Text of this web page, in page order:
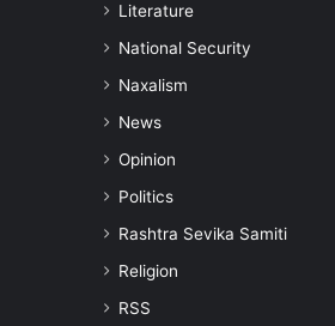
Literature
National Security
Naxalism
News
Opinion
Politics
Rashtra Sevika Samiti
Religion
RSS